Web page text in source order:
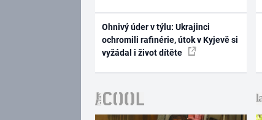
Ohnivý úder v týlu: Ukrajinci
ochromili rafinérie, útok v Kyjevě si
vyžádal i život dítěte